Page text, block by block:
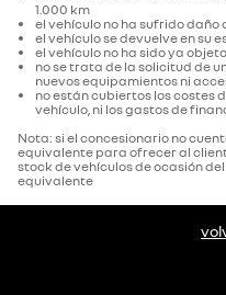
1.000 km
el vehículo no ha sufrido daño
el vehículo se devuelve en su
el vehículo no ha sido ya
no se trata de la solicitud de
nuevos equipamientos ni
no están cubiertos los costes
vehículo, ni los gastos de
Nota: si el concesionario no
equivalente para ofrecer al
stock de vehículos de ocasión
equivalente